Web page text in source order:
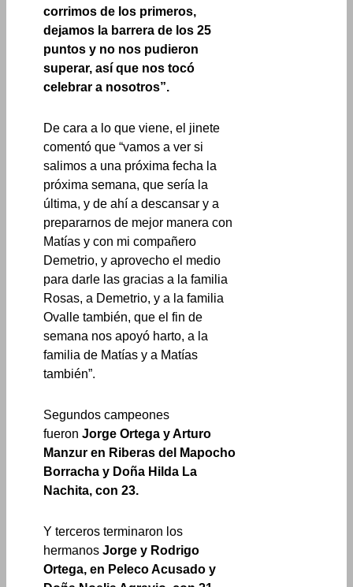
corrimos de los primeros,
dejamos la barrera de los 25
puntos y no nos pudieron
superar, así que nos tocó
celebrar a nosotros”.
De cara a lo que viene, el jinete
comentó que “vamos a ver si
salimos a una próxima fecha la
próxima semana, que sería la
última, y de ahí a descansar y a
prepararnos de mejor manera con
Matías y con mi compañero
Demetrio, y aprovecho el medio
para darle las gracias a la familia
Rosas, a Demetrio, y a la familia
Ovalle también, que el fin de
semana nos apoyó harto, a la
familia de Matías y a Matías
también”.
Segundos campeones
fueronJorge Ortega y Arturo
Manzur en Riberas del Mapocho
Borracha y Doña Hilda La
Nachita, con 23.
Y terceros terminaron los
hermanosJorge y Rodrigo
Ortega, en Peleco Acusado y